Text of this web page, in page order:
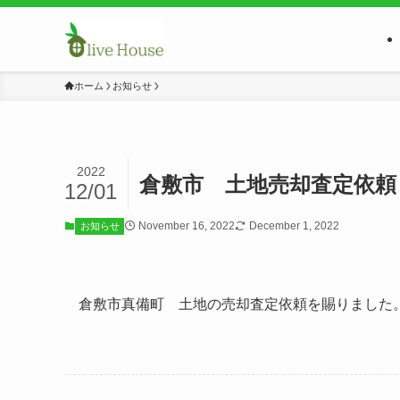
ホーム お知らせ
倉敷市 土地売却査定依頼
2022
12/01
お知らせ November 16, 2022 December 1, 2022
倉敷市真備町 土地の売却査定依頼を賜りました